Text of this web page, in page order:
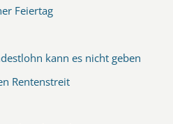
Feiertag
kann es nicht geben
Rentenstreit